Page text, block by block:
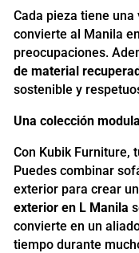
Cada pieza tiene
convierte al Manila
preocupaciones.
de material
sostenible y
Una colección
Con Kubik Furniture,
Puedes combinar
exterior para crear
exterior en L Manila
convierte en un
tiempo durante